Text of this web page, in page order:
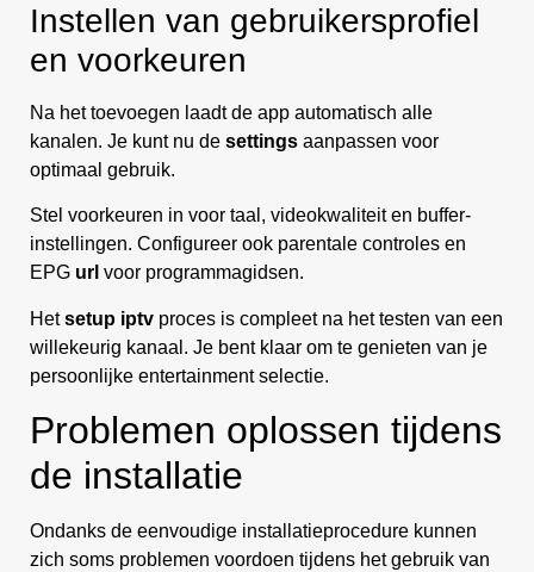
Instellen van gebruikersprofiel
en voorkeuren
Na het toevoegen laadt de app automatisch alle
kanalen. Je kunt nu de settings aanpassen voor
optimaal gebruik.
Stel voorkeuren in voor taal, videokwaliteit en buffer-
instellingen. Configureer ook parentale controles en
EPG url voor programmagidsen.
Hetsetup iptv proces is compleet na het testen van een
willekeurig kanaal. Je bent klaar om te genieten van je
persoonlijke entertainment selectie.
Problemen oplossen tijdens
de installatie
Ondanks de eenvoudige installatieprocedure kunnen
zich soms problemen voordoen tijdens het gebruik van